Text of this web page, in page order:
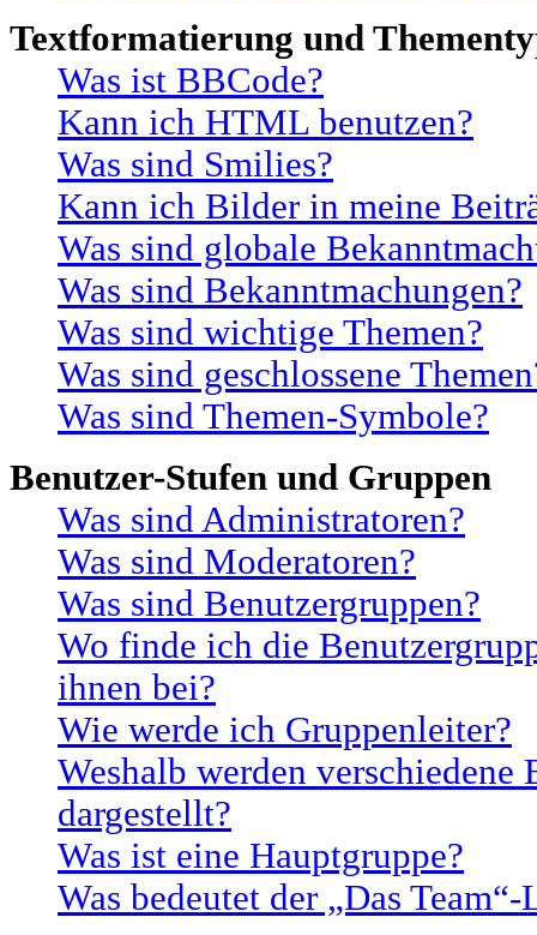
Textformatierung und
Was ist BBCode?
Kann ich HTML benutzen?
Was sind Smilies?
Kann ich Bilder in meine
Was sind globale
Was sind Bekanntmachungen?
Was sind wichtige Themen?
Was sind geschlossene
Was sind Themen-Symbole?
Benutzer-Stufen und Gruppen
Was sind Administratoren?
Was sind Moderatoren?
Was sind Benutzergruppen?
Wo finde ich die
ihnen bei?
Wie werde ich Gruppenleiter?
Weshalb werden verschiedene
dargestellt?
Was ist eine Hauptgruppe?
Was bedeutet der „Das